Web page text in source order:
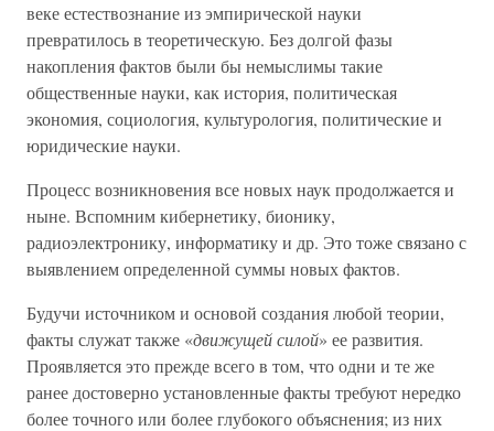
веке естествознание из эмпирической науки
превратилось в теоретическую. Без долгой фазы
накопления фактов были бы немыслимы такие
общественные науки, как история, политическая
экономия, социология, культурология, политические и
юридические науки.
Процесс возникновения все новых наук продолжается и
ныне. Вспомним кибернетику, бионику,
радиоэлектронику, информатику и др. Это тоже связано с
выявлением определенной суммы новых фактов.
Будучи источником и основой создания любой теории,
факты служат также «движущей силой» ее развития.
Проявляется это прежде всего в том, что одни и те же
ранее достоверно установленные факты требуют нередко
более точного или более глубокого объяснения; из них